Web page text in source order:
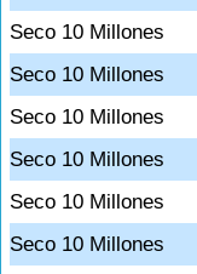
Seco 10 Millones
Seco 10 Millones
Seco 10 Millones
Seco 10 Millones
Seco 10 Millones
Seco 10 Millones